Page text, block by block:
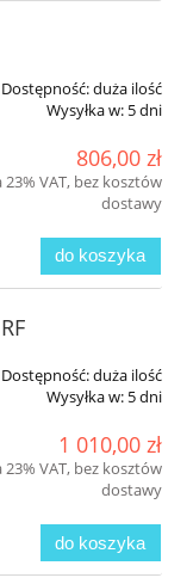
Dostępność:duża ilość
Wysyłka w: 5 dni
806,00 zł
23% VAT, bez kosztów
dostawy
do koszyka
Dostępność:duża ilość
Wysyłka w: 5 dni
1 010,00 zł
23% VAT, bez kosztów
dostawy
do koszyka